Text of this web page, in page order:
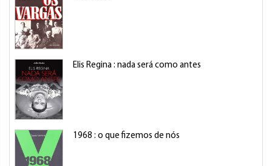
Elis Regina : nada será como antes
1968 : o que fizemos de nós